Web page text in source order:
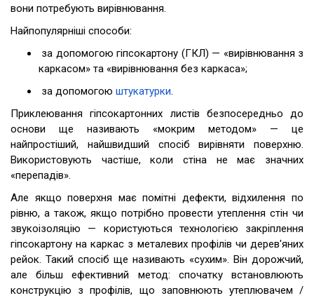
вони потребують вирівнювання.
Найпопулярніші способи:
за допомогою гіпсокартону (ГКЛ) — «вирівнювання з
каркасом» та «вирівнювання без каркаса»;
за допомогою штукатурки.
Приклеювання гіпсокартонних листів безпосередньо до
основи ще називають «мокрим методом» — це
найпростіший, найшвидший спосіб вирівняти поверхню.
Використовують частіше, коли стіна не має значних
«перепадів».
Але якщо поверхня має помітні дефекти, відхилення по
рівню, а також, якщо потрібно провести утеплення стін чи
звукоізоляцію — користуються технологією закріплення
гіпсокартону на каркас з металевих профілів чи дерев'яних
рейок. Такий спосіб ще називають «сухим». Він дорожчий,
але більш ефективний метод: спочатку встановлюють
конструкцію з профілів, що заповнюють утеплювачем /